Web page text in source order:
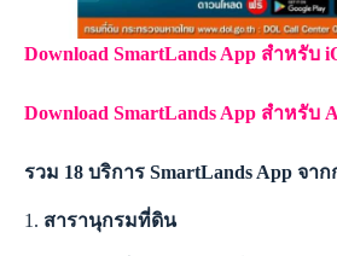
Download SmartLands App สำหรับ
Download SmartLands App สำหรับ
รวม 18 บริการ SmartLands App จา
1. สารานุกรมที่ดิน